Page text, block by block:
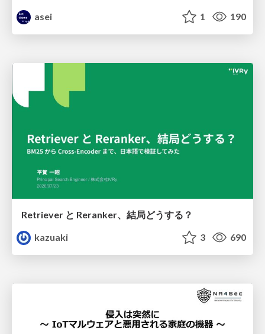
asei
1 190
Retriever と Reranker、結局どうする？
kazuaki
3 690